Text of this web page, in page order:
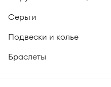
Серьги
Подвески и колье
Браслеты